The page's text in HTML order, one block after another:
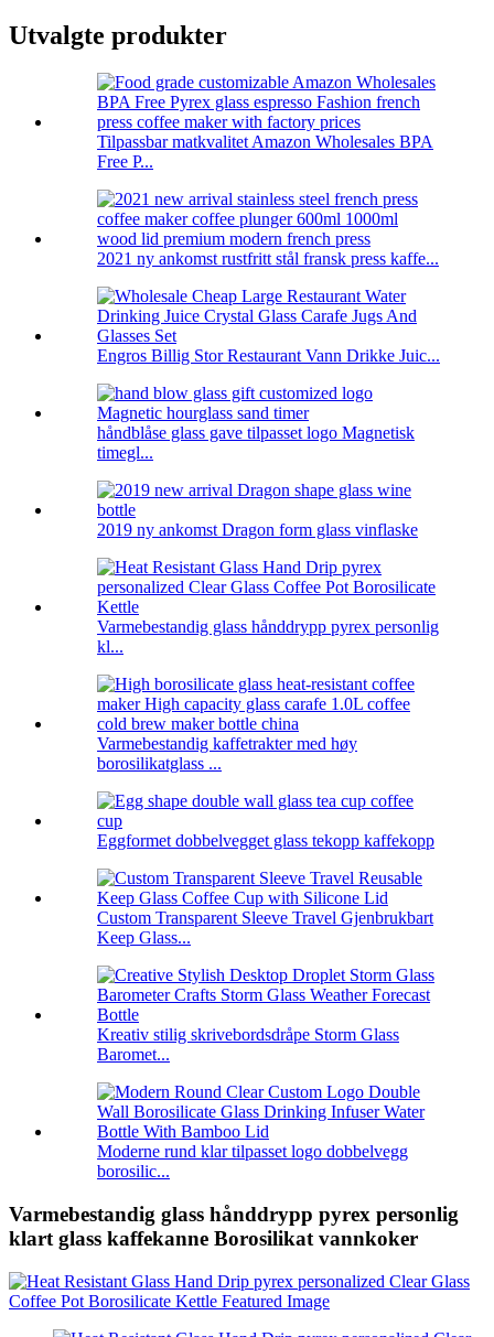
Utvalgte produkter
Tilpassbar matkvalitet Amazon Wholesales BPA
Free P...
2021 ny ankomst rustfritt stål fransk press kaffe...
Engros Billig Stor Restaurant Vann Drikke Juic...
håndblåse glass gave tilpasset logo Magnetisk
timegl...
2019 ny ankomst Dragon form glass vinflaske
Varmebestandig glass hånddrypp pyrex personlig
kl...
Varmebestandig kaffetrakter med høy
borosilikatglass ...
Eggformet dobbelvegget glass tekopp kaffekopp
Custom Transparent Sleeve Travel Gjenbrukbart
Keep Glass...
Kreativ stilig skrivebordsdråpe Storm Glass
Baromet...
Moderne rund klar tilpasset logo dobbelvegg
borosilic...
Varmebestandig glass hånddrypp pyrex personlig
klart glass kaffekanne Borosilikat vannkoker